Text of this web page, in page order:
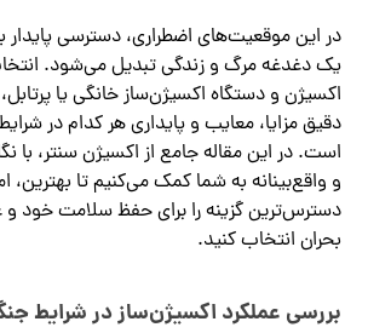
در این موقعیت‌های اضطراری، دسترسی پایدار
یک دغدغه مرگ و زندگی تبدیل می‌شود.
اکسیژن و دستگاه اکسیژن‌ساز خانگی یا
دقیق مزایا، معایب و پایداری هر کدام در
است. در این مقاله جامع از اکسیژن سنتر، با
و واقع‌بینانه به شما کمک می‌کنیم تا بهترین،
دسترس‌ترین گزینه را برای حفظ سلامت خود و
بحران انتخاب کنید.
بررسی عملکرد اکسیژن‌ساز در شرایط